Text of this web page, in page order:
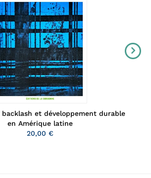
et développement durable
en Amérique latine
20,00 €